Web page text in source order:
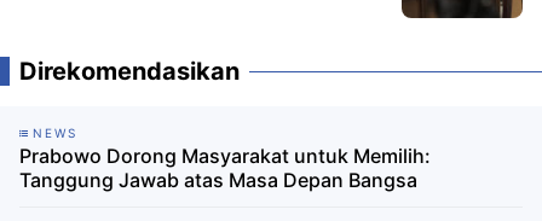
Direkomendasikan
NEWS
Prabowo Dorong Masyarakat untuk Memilih:
Tanggung Jawab atas Masa Depan Bangsa